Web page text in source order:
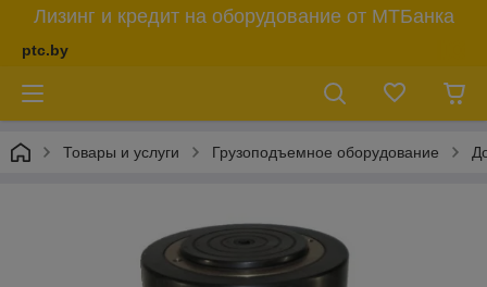
Лизинг и кредит на оборудование от МТБанка
ptc.by
Товары и услуги Грузоподъемное оборудование